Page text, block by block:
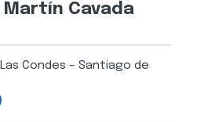
Martín Cavada
Condes – Santiago de